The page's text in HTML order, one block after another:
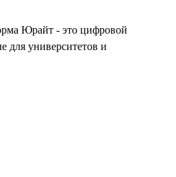
Юрайт - это цифровой
для университетов и